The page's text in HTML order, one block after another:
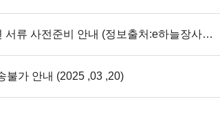
[중요] 주민정보연계 서비스(행정안전부) 중단에 따른 화장관련 서류 사전준비 안내 (정보출처:e하늘장사정보 …
불가 안내 (2025 ,03 ,20)